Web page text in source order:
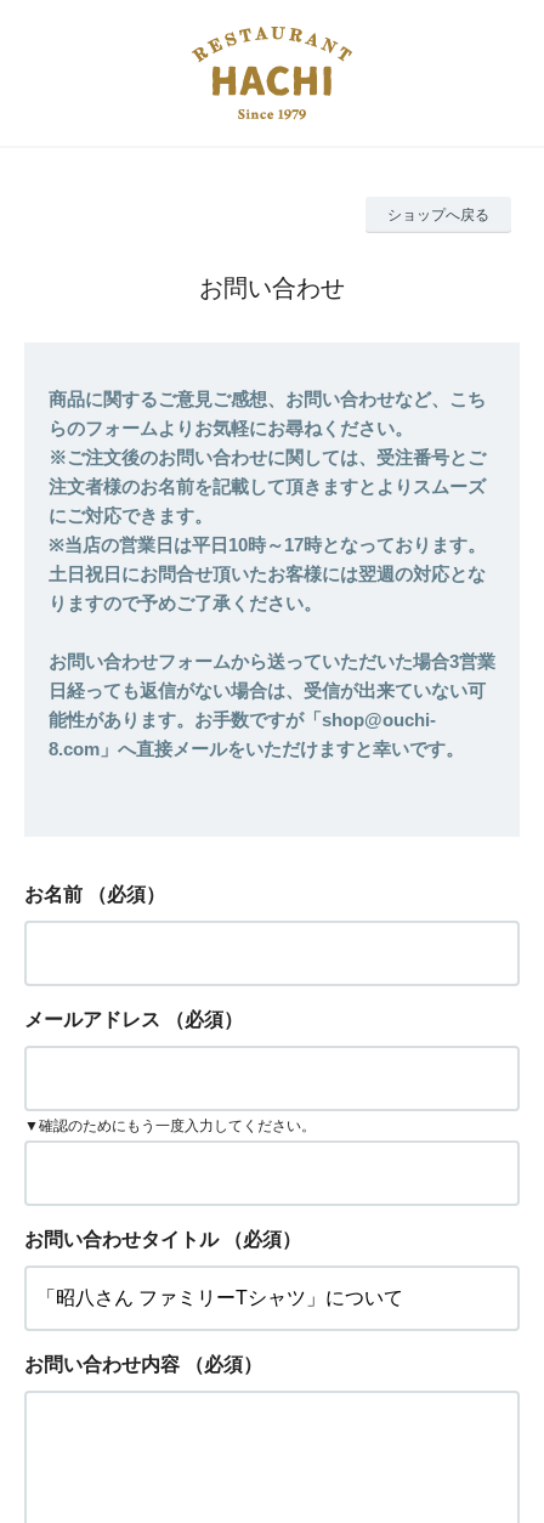
ショップへ戻る
お問い合わせ
商品に関するご意見ご感想、お問い合わせなど、こち
らのフォームよりお気軽にお尋ねください。
※ご注文後のお問い合わせに関しては、受注番号とご
注文者様のお名前を記載して頂きますとよりスムーズ
にご対応できます。
※当店の営業日は平日10時～17時となっております。
土日祝日にお問合せ頂いたお客様には翌週の対応とな
りますので予めご了承ください。
お問い合わせフォームから送っていただいた場合3営業
日経っても返信がない場合は、受信が出来ていない可
能性があります。お手数ですが「shop@ouchi-
8.com」へ直接メールをいただけますと幸いです。
お名前 （必須）
メールアドレス （必須）
▼確認のためにもう一度入力してください。
お問い合わせタイトル （必須）
お問い合わせ内容 （必須）